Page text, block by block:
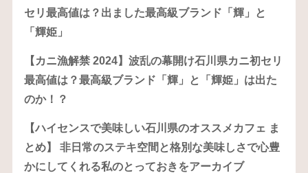
セリ最高値は？出ました最高級ブランド「輝」と
「輝姫」
【カニ漁解禁 2024】波乱の幕開け石川県カニ初セリ
最高値は？最高級ブランド「輝」と「輝姫」は出た
のか！？
【ハイセンスで美味しい石川県のオススメカフェ ま
とめ】 非日常のステキ空間と格別な美味しさで心豊
かにしてくれる私のとっておきをアーカイブ